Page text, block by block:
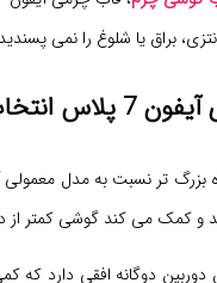
براق یا شلوغ را نمی پسندید،
خوبی است؟
و کمک می کند گوشی کمتر
دیگر، آیفون 7 پلاس دوربین